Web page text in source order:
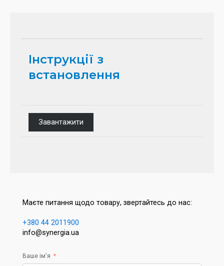
Інструкції з
встановлення
Завантажити
Маєте питання щодо товару, звертайтесь до нас:
+380 44 2011900
info@synergia.ua
Ваше ім'я